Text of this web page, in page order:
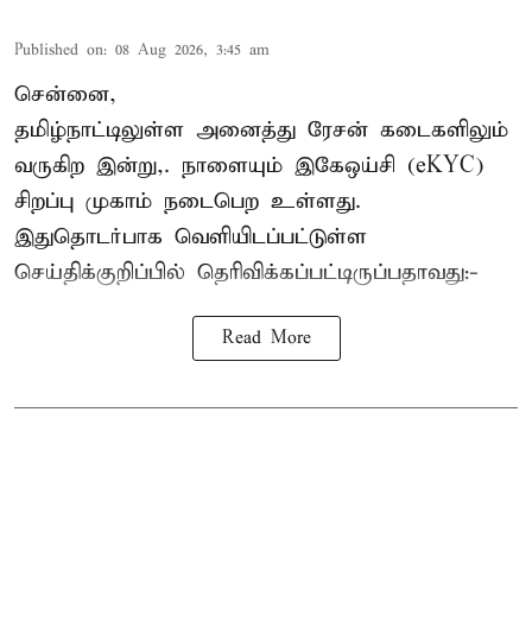
Published on: 08 Aug 2026, 3:45 am
சென்னை,
தமிழ்நாட்டிலுள்ள அனைத்து ரேசன் கடைகளிலும்
வருகிற இன்று,. நாளையும் இகேஒய்சி (eKYC)
சிறப்பு முகாம் நடைபெற உள்ளது.
இதுதொடர்பாக வெளியிடப்பட்டுள்ள
செய்திக்குறிப்பில் தெரிவிக்கப்பட்டிருப்பதாவது:-
Read More